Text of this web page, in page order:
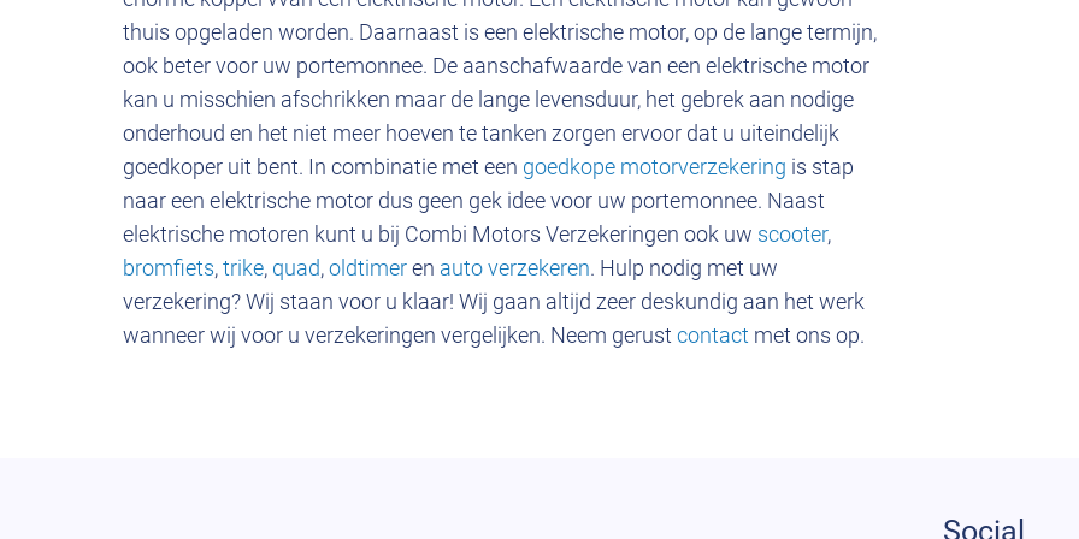
thuis opgeladen worden. Daarnaast is een elektrische motor, op de lange termijn,
ook beter voor uw portemonnee. De aanschafwaarde van een elektrische motor
kan u misschien afschrikken maar de lange levensduur, het gebrek aan nodige
onderhoud en het niet meer hoeven te tanken zorgen ervoor dat u uiteindelijk
goedkoper uit bent. In combinatie met een goedkope motorverzekering is stap
naar een elektrische motor dus geen gek idee voor uw portemonnee. Naast
elektrische motoren kunt u bij Combi Motors Verzekeringen ook uw scooter,
bromfiets,trike, quad,oldtimeren auto verzekeren. Hulp nodig met uw
verzekering? Wij staan voor u klaar! Wij gaan altijd zeer deskundig aan het werk
wanneer wij voor u verzekeringen vergelijken. Neem gerust contact met ons op.
Social